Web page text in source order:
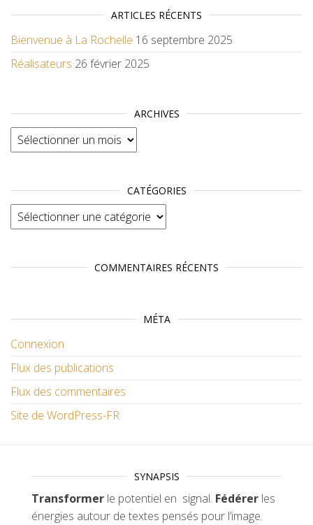
ARTICLES RÉCENTS
Bienvenue à La Rochelle 16 septembre 2025
Réalisateurs 26 février 2025
ARCHIVES
Archives
CATÉGORIES
Catégories
COMMENTAIRES RÉCENTS
MÉTA
Connexion
Flux des publications
Flux des commentaires
Site de WordPress-FR
SYNAPSIS
Transformer le potentiel en signal. Fédérer les
énergies autour de textes pensés pour l’image.